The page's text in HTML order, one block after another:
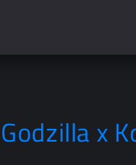
Godzilla x